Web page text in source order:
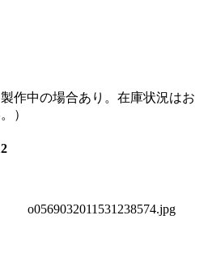
製作中の場合あり。在庫状況はお
）